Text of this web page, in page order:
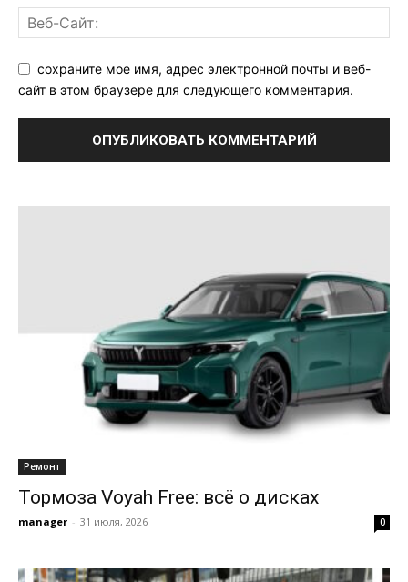
сохраните мое имя, адрес электронной почты и веб-
сайт в этом браузере для следующего комментария.
Ремонт
Тормоза Voyah Free: всё о дисках
manager - 31 июля, 2026 0